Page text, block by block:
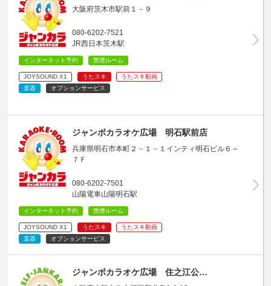
大阪府茨木市駅前１－９
080-6202-7521
JR西日本茨木駅
インターネット予約 禁煙ルーム
JOYSOUND X1 うたスキ
うたスキ動画
楽器
オプションサービス
ジャンボカラオケ広場 明石駅前店
兵庫県明石市本町２－１－１インティ明石ビル６～
７Ｆ
080-6202-7501
山陽電車山陽明石駅
インターネット予約 禁煙ルーム
JOYSOUND X1 うたスキ
うたスキ動画
楽器
オプションサービス
ジャンボカラオケ広場 住之江公…